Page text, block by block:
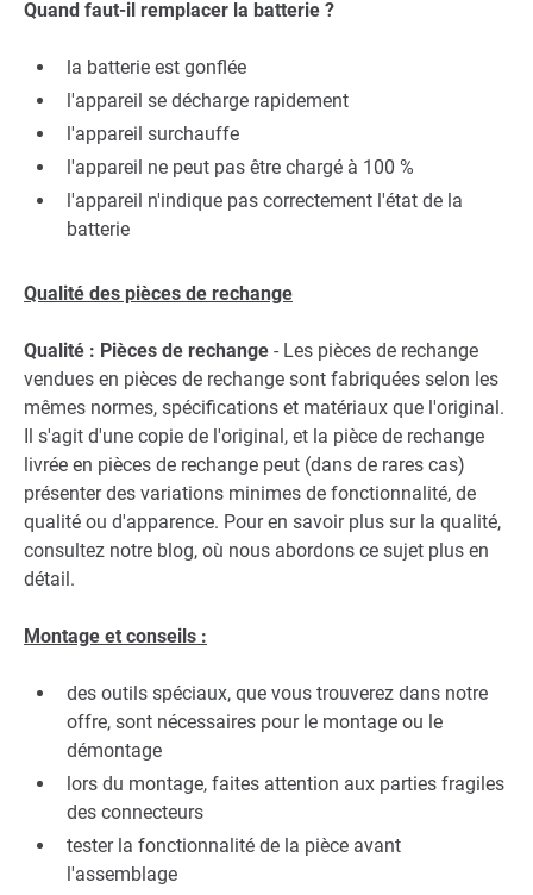
Quand faut-il remplacer la batterie ?
la batterie est gonflée
l'appareil se décharge rapidement
l'appareil surchauffe
l'appareil ne peut pas être chargé à 100 %
l'appareil n'indique pas correctement l'état de la
batterie
Qualité des pièces de rechange
Qualité : Pièces de rechange - Les pièces de rechange
vendues en pièces de rechange sont fabriquées selon les
mêmes normes, spécifications et matériaux que l'original.
Il s'agit d'une copie de l'original, et la pièce de rechange
livrée en pièces de rechange peut (dans de rares cas)
présenter des variations minimes de fonctionnalité, de
qualité ou d'apparence. Pour en savoir plus sur la qualité,
consultez notre blog, où nous abordons ce sujet plus en
détail.
Montage et conseils :
des outils spéciaux, que vous trouverez dans notre
offre, sont nécessaires pour le montage ou le
démontage
lors du montage, faites attention aux parties fragiles
des connecteurs
tester la fonctionnalité de la pièce avant
l'assemblage